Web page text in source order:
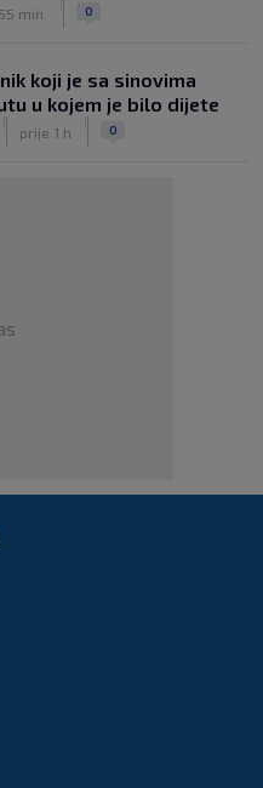
min. 0
koji je sa sinovima
u kojem je bilo dijete
prije 1 h 0